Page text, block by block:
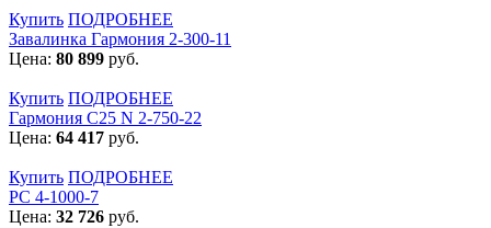
Купить ПОДРОБНЕЕ
Завалинка Гармония 2-300-11
Цена: 80 899 руб.
Купить ПОДРОБНЕЕ
Гармония С25 N 2-750-22
Цена: 64 417 руб.
Купить ПОДРОБНЕЕ
РС 4-1000-7
Цена: 32 726 руб.